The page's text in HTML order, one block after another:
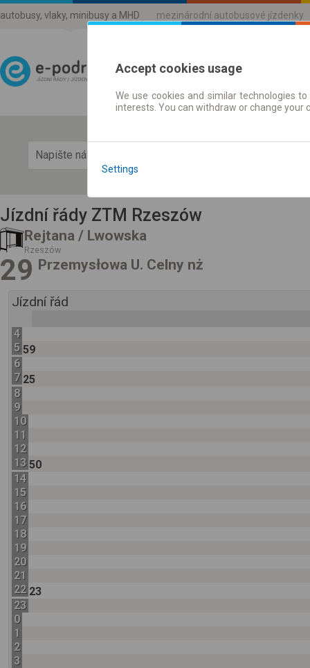
autobusy, vlaky, minibusy a MHD mezinárodní autobusové jízdenky
Jízdni řády a jízdenky
Jízdní řády ZTM Rzeszów
Rejtana / Lwowska
Rzeszów
29 Przemysłowa U. Celny nż
Jízdní řád
4
5 59
6
7 25
8
9
10
11
12
13 50
14
15
16
17
18
19
20
21
22 23
23
0
1
2
3
Accept cookies usage
We use cookies and similar technologies
interests. You can withdraw or change
Settings